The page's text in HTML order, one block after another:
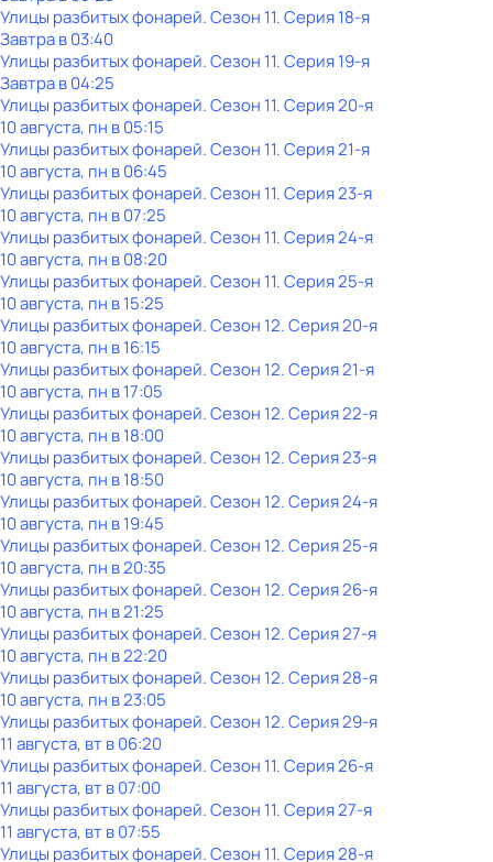
Улицы разбитых фонарей. Сезон 11. Серия 18-я
Завтра в 03:40
Улицы разбитых фонарей. Сезон 11. Серия 19-я
Завтра в 04:25
Улицы разбитых фонарей. Сезон 11. Серия 20-я
10 августа, пн в 05:15
Улицы разбитых фонарей. Сезон 11. Серия 21-я
10 августа, пн в 06:45
Улицы разбитых фонарей. Сезон 11. Серия 23-я
10 августа, пн в 07:25
Улицы разбитых фонарей. Сезон 11. Серия 24-я
10 августа, пн в 08:20
Улицы разбитых фонарей. Сезон 11. Серия 25-я
10 августа, пн в 15:25
Улицы разбитых фонарей. Сезон 12. Серия 20-я
10 августа, пн в 16:15
Улицы разбитых фонарей. Сезон 12. Серия 21-я
10 августа, пн в 17:05
Улицы разбитых фонарей. Сезон 12. Серия 22-я
10 августа, пн в 18:00
Улицы разбитых фонарей. Сезон 12. Серия 23-я
10 августа, пн в 18:50
Улицы разбитых фонарей. Сезон 12. Серия 24-я
10 августа, пн в 19:45
Улицы разбитых фонарей. Сезон 12. Серия 25-я
10 августа, пн в 20:35
Улицы разбитых фонарей. Сезон 12. Серия 26-я
10 августа, пн в 21:25
Улицы разбитых фонарей. Сезон 12. Серия 27-я
10 августа, пн в 22:20
Улицы разбитых фонарей. Сезон 12. Серия 28-я
10 августа, пн в 23:05
Улицы разбитых фонарей. Сезон 12. Серия 29-я
11 августа, вт в 06:20
Улицы разбитых фонарей. Сезон 11. Серия 26-я
11 августа, вт в 07:00
Улицы разбитых фонарей. Сезон 11. Серия 27-я
11 августа, вт в 07:55
Улицы разбитых фонарей. Сезон 11. Серия 28-я